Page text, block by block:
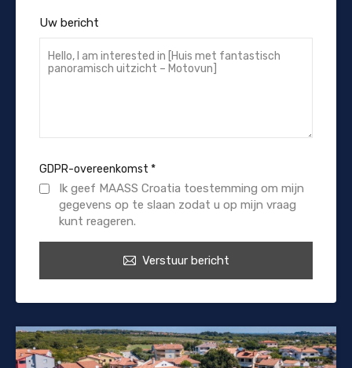
Uw bericht
GDPR-overeenkomst *
Ik geef MAASS Croatia toestemming om mijn
gegevens op te slaan zodat u op mijn vraag
kunt reageren.
Verstuur bericht